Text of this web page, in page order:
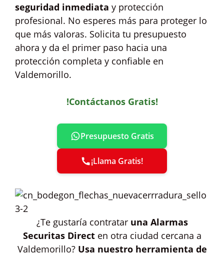
seguridad inmediata y protección
profesional. No esperes más para proteger lo
que más valoras. Solicita tu presupuesto
ahora y da el primer paso hacia una
protección completa y confiable en
Valdemorillo.
!Contáctanos Gratis!
Presupuesto Gratis
¡Llama Gratis!
¿Te gustaría contratar una Alarmas
Securitas Directen otra ciudad cercana a
Valdemorillo? Usa nuestro herramienta de